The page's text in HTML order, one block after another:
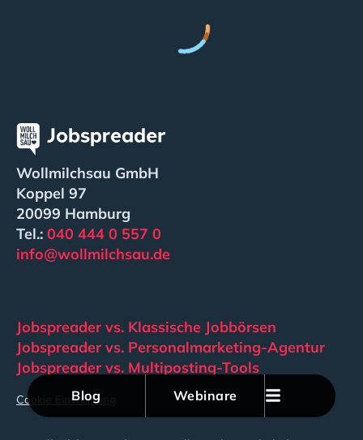
Wollmilchsau GmbH
Koppel 97
20099 Hamburg
Tel.: 040 444 0 557 0
info@wollmilchsau.de
Jobspreader vs. Klassische Jobbörsen
Jobspreader vs. Personalmarketing-Agentur
Jobspreader vs. Multiposting-Tools
Cookie Einwilligung
Blog Webinare